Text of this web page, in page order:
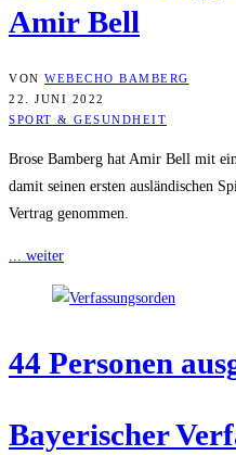
Amir Bell
VON WEBECHO BAMBERG
22. JUNI 2022
SPORT & GESUNDHEIT
Brose Bamberg hat Amir Bell mit
damit seinen ersten ausländischen
Vertrag genommen.
... weiter
44 Per­so­nen
Baye­ri­scher